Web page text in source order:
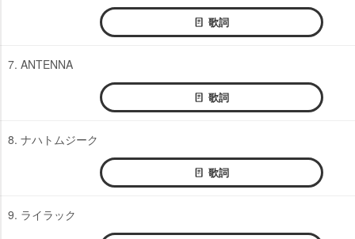
歌詞
7. ANTENNA
歌詞
8. ナハトムジーク
歌詞
9. ライラック